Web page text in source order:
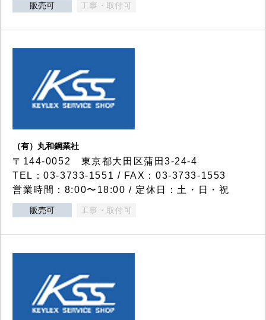
販売可 工事・取付可
（有）丸和鋼業社
〒144-0052 東京都大田区蒲田3-24-4
TEL：03-3733-1551 / FAX：03-3733-1553
営業時間：8:00〜18:00 / 定休日：土・日・祝
販売可 工事・取付可